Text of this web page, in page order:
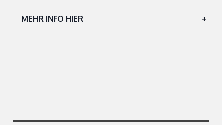
MEHR INFO HIER +